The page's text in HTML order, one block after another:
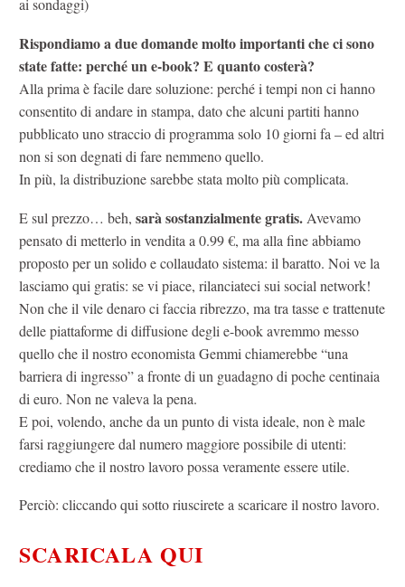
ai sondaggi)
Rispondiamo a due domande molto importanti che ci sono
state fatte: perché un e-book? E quanto costerà?
Alla prima è facile dare soluzione: perché i tempi non ci hanno
consentito di andare in stampa, dato che alcuni partiti hanno
pubblicato uno straccio di programma solo 10 giorni fa – ed altri
non si son degnati di fare nemmeno quello.
In più, la distribuzione sarebbe stata molto più complicata.
E sul prezzo… beh, sarà sostanzialmente gratis. Avevamo
pensato di metterlo in vendita a 0.99 €, ma alla fine abbiamo
proposto per un solido e collaudato sistema: il baratto. Noi ve la
lasciamo qui gratis: se vi piace, rilanciateci sui social network!
Non che il vile denaro ci faccia ribrezzo, ma tra tasse e trattenute
delle piattaforme di diffusione degli e-book avremmo messo
quello che il nostro economista Gemmi chiamerebbe “una
barriera di ingresso” a fronte di un guadagno di poche centinaia
di euro. Non ne valeva la pena.
E poi, volendo, anche da un punto di vista ideale, non è male
farsi raggiungere dal numero maggiore possibile di utenti:
crediamo che il nostro lavoro possa veramente essere utile.
Perciò: cliccando qui sotto riuscirete a scaricare il nostro lavoro.
SCARICALA QUI